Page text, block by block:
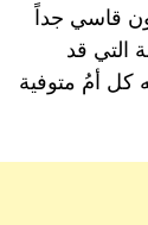
قاسي جداً
التي قد
كل أمُ متوفية